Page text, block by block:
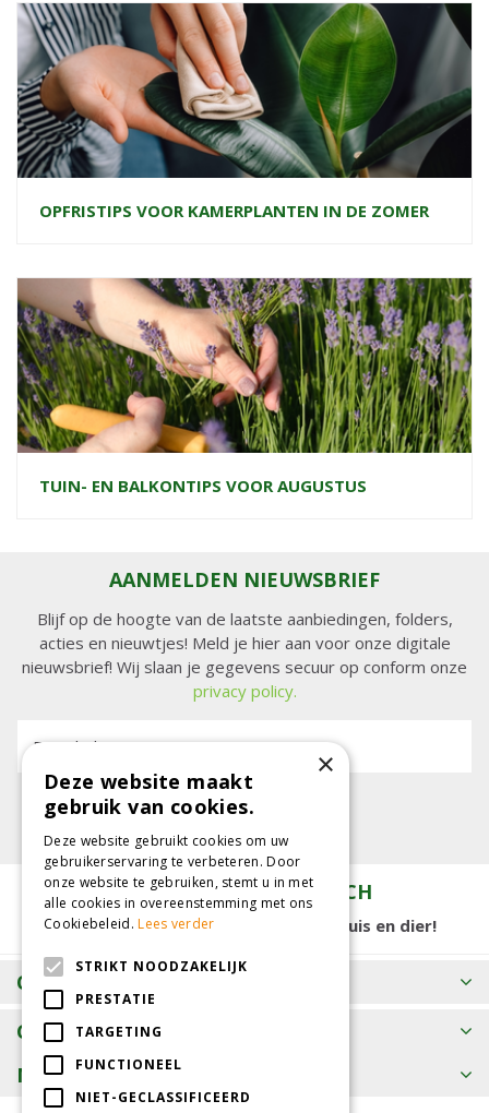
OPFRISTIPS VOOR KAMERPLANTEN IN DE ZOMER
TUIN- EN BALKONTIPS VOOR AUGUSTUS
AANMELDEN NIEUWSBRIEF
Blijf op de hoogte van de laatste aanbiedingen, folders,
acties en nieuwtjes! Meld je hier aan voor onze digitale
nieuwsbrief! Wij slaan je gegevens secuur op conform onze
privacy policy.
E-mailadres:
TUINCENTRUM KOLBACH
15.000 m2 winkelplezier voor tuin, huis en dier!
OPENINGSTIJDEN
CONTACT
MEER INFORMATIE
×
Deze website maakt
gebruik van cookies.
Deze website gebruikt cookies om uw
gebruikerservaring te verbeteren. Door
onze website te gebruiken, stemt u in met
alle cookies in overeenstemming met ons
Cookiebeleid.Lees verder
STRIKT NOODZAKELIJK
PRESTATIE
TARGETING
FUNCTIONEEL
NIET-GECLASSIFICEERD